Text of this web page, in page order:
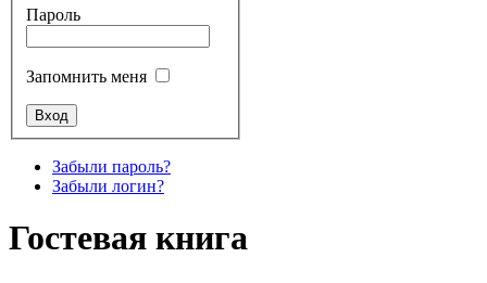
Пароль
Запомнить меня
Забыли пароль?
Забыли логин?
Гостевая книга